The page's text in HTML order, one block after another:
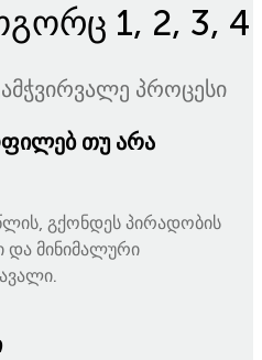
1, 2, 3, 4
პროცესი
თუ არა
გქონდეს პირადობის
და მინიმალური